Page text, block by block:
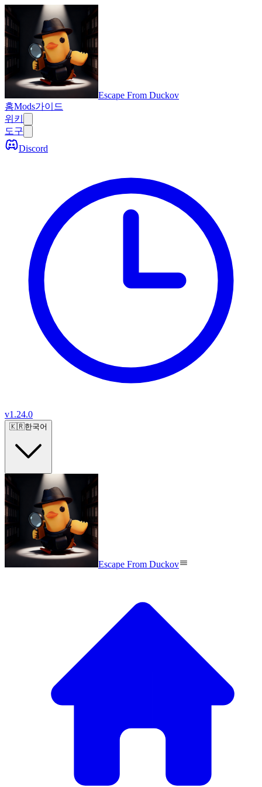
Escape From Duckov
홈Mods가이드
위키
도구
Discord
v1.24.0
🇰🇷한국어
Escape From Duckov